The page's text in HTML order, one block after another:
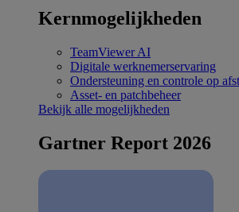
Kernmogelijkheden
TeamViewer AI
Digitale werknemerservaring
Ondersteuning en controle op
Asset- en patchbeheer
Bekijk alle mogelijkheden
Gartner Report 2026